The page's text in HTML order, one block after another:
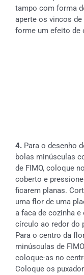
tampo com forma
aperte os vincos de
forme um efeito de
4. Para o desenho
bolas minúsculas
de FIMO, coloque
coberto e
ficarem planas.
uma flor de uma
a faca de cozinha
círculo ao redor do
Para o centro da
minúsculas de
coloque-as no
Coloque os